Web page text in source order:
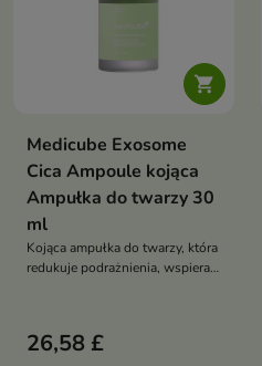

Medicube Exosome
Cica Ampoule kojąca
Ampułka do twarzy 30
ml
Kojąca ampułka do twarzy, która
redukuje podrażnienia, wspiera
26,58 £